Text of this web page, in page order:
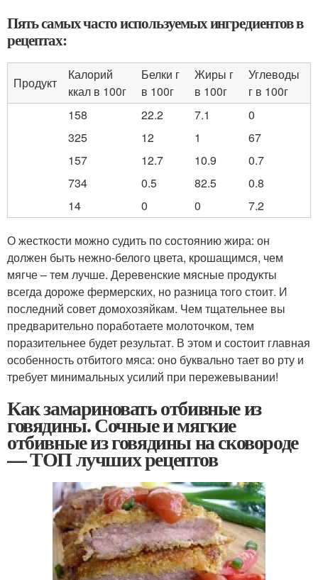
Пять самых часто используемых ингредиентов в
рецептах:
Продукт
Калорий
ккал в 100г
Белки г
в 100г
Жиры г
в 100г
Углеводы
г в 100г
158
22.2 7.1
0
325
12 1
67
157
12.7 10.9
0.7
734
0.5 82.5
0.8
14
0 0 7.2
О жесткости можно судить по состоянию жира: он
должен быть нежно-белого цвета, крошащимся, чем
мягче – тем лучше. Деревенские мясные продукты
всегда дороже фермерских, но разница того стоит. И
последний совет домохозяйкам. Чем тщательнее вы
предварительно поработаете молоточком, тем
поразительнее будет результат. В этом и состоит главная
особенность отбитого мяса: оно буквально тает во рту и
требует минимальных усилий при пережевывании!
Как замариновать отбивные из
говядины. Сочные и мягкие
отбивные из говядины на сковороде
— ТОП лучших рецептов